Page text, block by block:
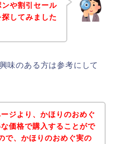
や割引セール
してみました
味のある方は参考にして
ジより、かほりのおめぐ
価格で購入することがで
で、かほりのおめぐ実の